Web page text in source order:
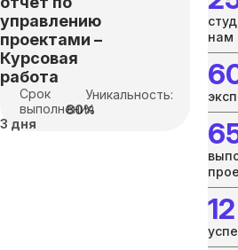
управлению
проектами –
Курсовая
работа
Срок
выполнения
3 дня
Уникальность:
80%
нам